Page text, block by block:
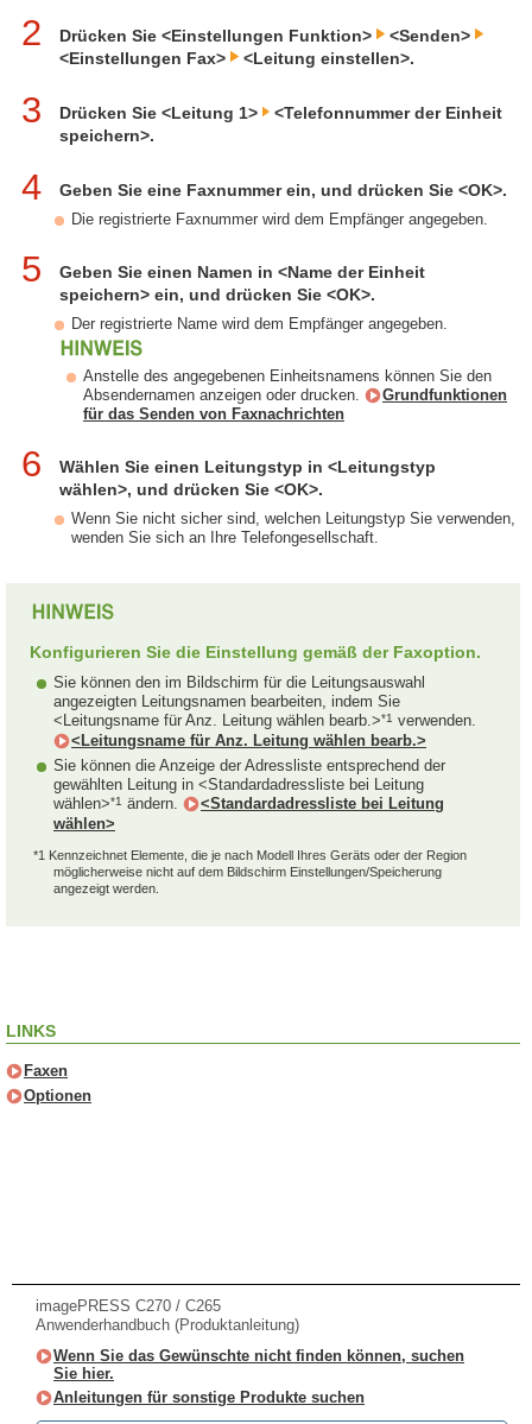
2 Drücken Sie <Einstellungen Funktion>
<Senden>
<Einstellungen Fax>
<Leitung einstellen>.
3 Drücken Sie <Leitung 1>
<Telefonnummer der Einheit
speichern>.
4 Geben Sie eine Faxnummer ein, und drücken Sie <OK>.
Die registrierte Faxnummer wird dem Empfänger angegeben.
5
Geben Sie einen Namen in <Name der Einheit
speichern> ein, und drücken Sie <OK>.
Der registrierte Name wird dem Empfänger angegeben.
Anstelle des angegebenen Einheitsnamens können Sie den
Absendernamen anzeigen oder drucken.
Grundfunktionen
für das Senden von Faxnachrichten
6
Wählen Sie einen Leitungstyp in <Leitungstyp
wählen>, und drücken Sie <OK>.
Wenn Sie nicht sicher sind, welchen Leitungstyp Sie verwenden,
wenden Sie sich an Ihre Telefongesellschaft.
Konfigurieren Sie die Einstellung gemäß der Faxoption.
Sie können den im Bildschirm für die Leitungsauswahl
angezeigten Leitungsnamen bearbeiten, indem Sie
<Leitungsname für Anz. Leitung wählen bearb.>*1 verwenden.
<Leitungsname für Anz. Leitung wählen bearb.>
Sie können die Anzeige der Adressliste entsprechend der
gewählten Leitung in <Standardadressliste bei Leitung
wählen>*1 ändern.
<Standardadressliste bei Leitung
wählen>
*1 Kennzeichnet Elemente, die je nach Modell Ihres Geräts oder der Region
möglicherweise nicht auf dem Bildschirm Einstellungen/Speicherung
angezeigt werden.
LINKS
Faxen
Optionen
imagePRESS C270 / C265
Anwenderhandbuch (Produktanleitung)
Wenn Sie das Gewünschte nicht finden können, suchen
Sie hier.
Anleitungen für sonstige Produkte suchen